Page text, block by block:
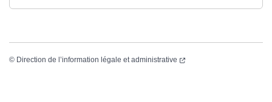
© Direction de l’information légale et administrative